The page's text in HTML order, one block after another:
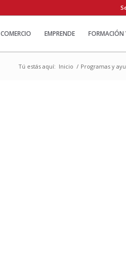
COMERCIO EMPRENDE FORMACIÓN
Tú estás aquí: Inicio / Programas y